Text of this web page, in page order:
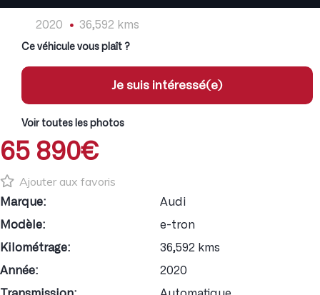
2020 36,592 kms
Ce véhicule vous plaît ?
Je suis intéressé(e)
Voir toutes les photos
65 890€
Ajouter aux favoris
Marque:
Audi
Modèle:
e-tron
Kilométrage:
36,592 kms
Année:
2020